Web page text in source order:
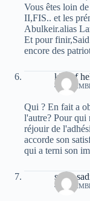
Vous êtes loin
II,FIS.. et les
Abulkeir.alias
Et pour
encore des
khelaf
4
Qui ? En fait a
l'autre? Pour qui
réjouir de
accorde son
qui a terni son
sarah
4